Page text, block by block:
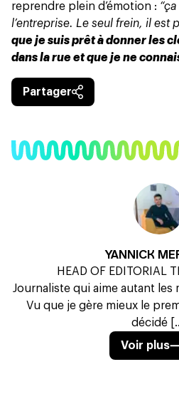
reprendre plein d’émotion :
l’entreprise. Le seul frein, il est
que je suis prêt à donner les
dans la rue et que je ne
Partager
YANNICK
HEAD OF EDITORIAL
Journaliste qui aime autant les
Vu que je gère mieux le
décidé
Voir plus